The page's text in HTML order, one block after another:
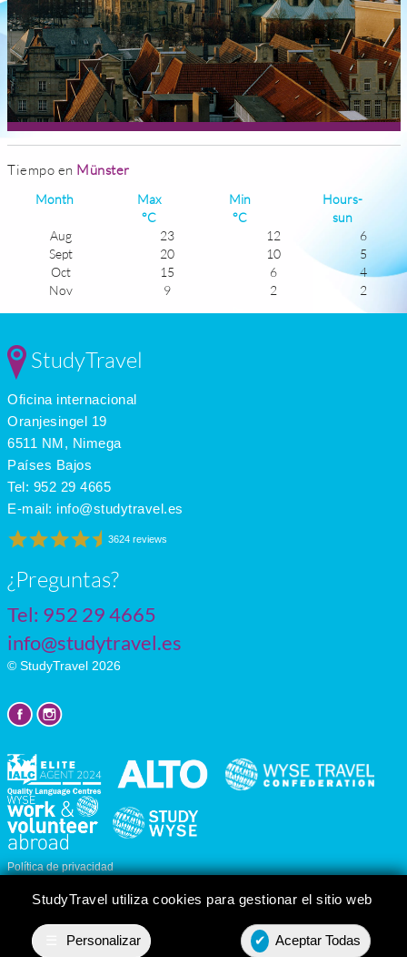
Presupuesto Contact
Tiempo en Münster
Month
Max
°C
Min
°C
Hours-
sun
Aug
23 12
6
Sept
20 10
5
Oct
15 6
4
Nov
9 2
2
Mar
May
June
July
StudyTravel utiliza cookies para gestionar el sitio web
Personalizar ✔ Aceptar Todas
StudyTravel
Oficina internacional
Oranjesingel 19
6511 NM, Nimega
Países Bajos
Tel: 952 29 4665
E-mail: info@studytravel.es
3624 reviews
¿Preguntas?
Tel: 952 29 4665
info@studytravel.es
© StudyTravel 2026
Política de privacidad